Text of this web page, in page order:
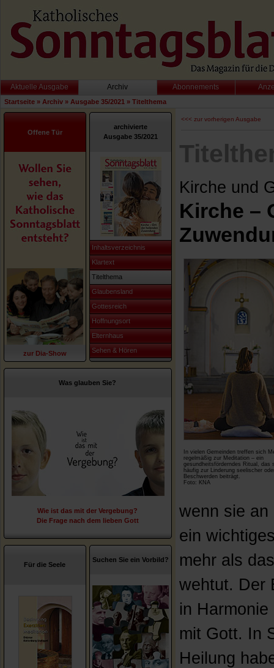
Aktuelle Ausgabe Archiv Abonnements
Startseite » Archiv » Ausgabe 35/2021 » Titelthema
Offene Tür
zur Dia-Show
archivierte
Ausgabe 35/2021
Inhaltsverzeichnis
Klartext
Titelthema
Glaubensland
Gottesreich
Hoffnungsort
Elternhaus
Sehen & Hören
Was glauben Sie?
Wie ist das mit der Vergebung?
Die Frage nach dem lieben Gott
Für die Seele
Suchen Sie ein Vorbild?
<<< zur vorherigen Ausgabe
Kirche und
Kirche –
In vielen Gemeinden treffen sich
regelmäßig zur Meditation – ein
gesundheitsförderndes Ritual, das
häufig zur Linderung seelischer
Beschwerden beiträgt.
Foto: KNA
wenn sie an
ein
mehr als
wehtut. Der
in
mit Gott. In
Heilung